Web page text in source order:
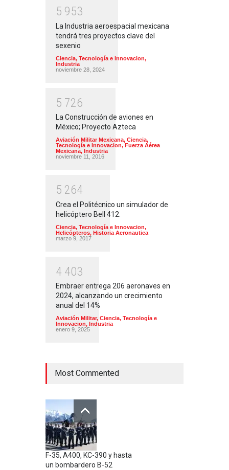
5 953
La Industria aeroespacial mexicana
tendrá tres proyectos clave del
sexenio
Ciencia, Tecnología e Innovacion,
Industria
noviembre 28, 2024
5 726
La Construcción de aviones en
México; Proyecto Azteca
Aviación Militar Mexicana, Ciencia,
Tecnología e Innovacion, Fuerza Aérea
Mexicana, Industria
noviembre 11, 2016
5 264
Crea el Politécnico un simulador de
helicóptero Bell 412.
Ciencia, Tecnología e Innovacion,
Helicópteros, Historia Aeronautica
marzo 9, 2017
4 403
Embraer entrega 206 aeronaves en
2024, alcanzando un crecimiento
anual del 14%
Aviación Militar, Ciencia, Tecnología e
Innovacion, Industria
enero 9, 2025
Most Commented
F-35, A400, KC-390 y hasta
un bombardero B-52